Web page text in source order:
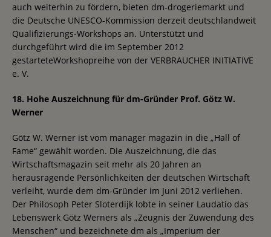
auch weiterhin zu fördern, bieten dm-drogeriemarkt und
die Deutsche UNESCO-Kommission derzeit deutschlandweit
Qualifizierungs-Workshops an. Unterstützt und
durchgeführt wird die im September 2012
gestarteteWorkshopreihe von der VERBRAUCHER INITIATIVE
e. V.
18. Hohe Auszeichnung für dm-Gründer Prof. Götz W.
Werner
Götz W. Werner ist vom manager magazin in die „Hall of
Fame“ gewählt worden. Die Auszeichnung, die das
Wirtschaftsmagazin seit mehr als 20 Jahren an
herausragende Persönlichkeiten der deutschen Wirtschaft
verleiht, wurde dem dm-Gründer im Juni 2012 verliehen.
Der Philosoph Peter Sloterdijk lobte in seiner Laudatio das
Lebenswerk Götz Werners als „Zeugnis der Zuwendung des
Menschen“ und bezeichnete dm als „Imperium der